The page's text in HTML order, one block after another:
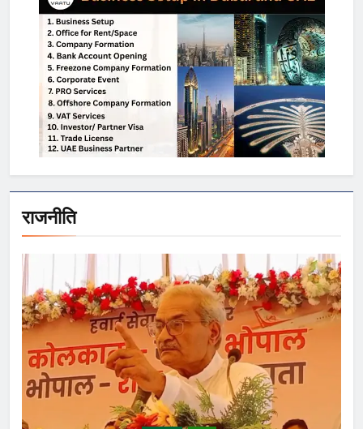
राजनीति